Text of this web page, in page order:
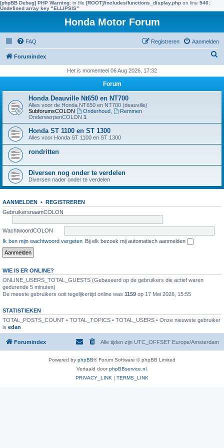
[phpBB Debug] PHP Warning: in file [ROOT]/includes/functions_display.php on line 546:
Undefined array key "ELLIPSIS"
Honda Motor Forum
FAQ Aanmelden
Registreren
Forumindex
k
Het is momenteel 06 Aug 2026, 17:32
Forum
Honda Deauville Nt650 en NT700
Alles voor de Honda NT650 en NT700 (deauville)
SubforumsCOLON
Onderhoud,
Remmen
OnderwerpenCOLON 1
Honda ST 1100 en ST 1300
Alles voor Honda ST 1100 en ST 1300
rondritten
Diversen nog onder te verdelen
Diversen nader onder te verdelen
AANMELDEN • REGISTREREN
GebruikersnaamCOLON
WachtwoordCOLON
Ik ben mijn wachtwoord vergeten Bij elk bezoek mij automatisch aanmelden
WIE IS ER ONLINE?
ONLINE_USERS_TOTAL_GUESTS (Gebaseerd op de gebruikers die actief waren
gedurende 5 minuten)
De meeste gebruikers ooit tegelijkertijd online was 1159 op 17 Mei 2026, 15:55
STATISTIEKEN
TOTAL_POSTS_COUNT • TOTAL_TOPICS • TOTAL_USERS • Onze nieuwste gebruiker
is edan
Forumindex Alle tijden zijn UTC_OFFSET Europe/Amsterdam
Powered by phpBB® Forum Software © phpBB Limited
Vertaald doorphpBBservice.nl.
PRIVACY_LINK | TERMS_LINK